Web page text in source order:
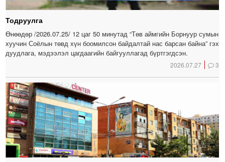
Тодруулга
Өнөөдөр /2026.07.25/ 12 цаг 50 минутад “Төв аймгийн Борнуур сумын
хуучин Соёлын төвд хүн боомилсон байдалтай нас барсан байна” гэх
дуудлага, мэдээлэл цагдаагийн байгууллагад бүртгэгдсэн.
2026.07.27 3